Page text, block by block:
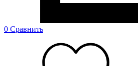
0 Сравнить